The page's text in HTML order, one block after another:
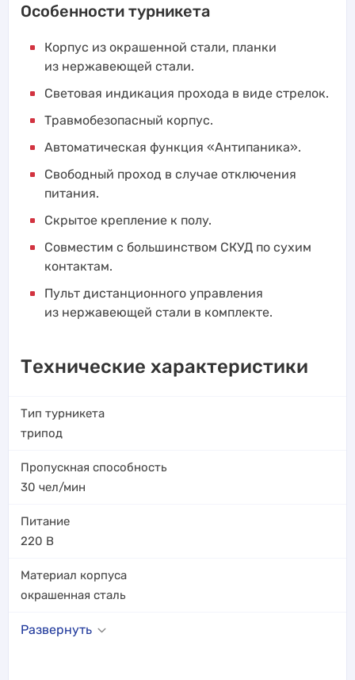
Особенности турникета
Корпус из окрашенной стали, планки
из нержавеющей стали.
Световая индикация прохода в виде стрелок.
Травмобезопасный корпус.
Автоматическая функция «Антипаника».
Свободный проход в случае отключения
питания.
Скрытое крепление к полу.
Совместим с большинством СКУД по сухим
контактам.
Пульт дистанционного управления
из нержавеющей стали в комплекте.
Технические характеристики
Тип турникета
трипод
Пропускная способность
30 чел/мин
Питание
220 В
Материал корпуса
окрашенная сталь
Развернуть